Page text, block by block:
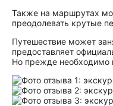
Также на маршрутах
преодолевать крутые
Путешествие может
предоставляет
Но прежде необходимо